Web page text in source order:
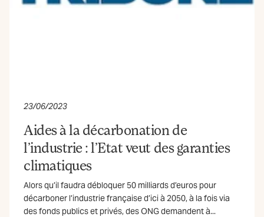
23/06/2023
Aides à la décarbonation de
l’industrie : l’Etat veut des garanties
climatiques
Alors qu’il faudra débloquer 50 milliards d’euros pour
décarboner l’industrie française d’ici à 2050, à la fois via
des fonds publics et privés, des ONG demandent à...